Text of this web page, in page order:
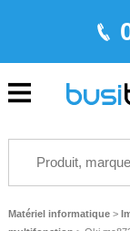
Matériel informatique >